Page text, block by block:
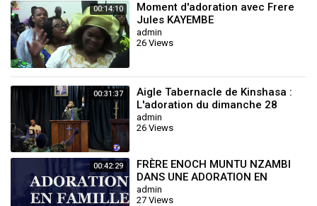
00:14:10
Moment d'adoration avec Frere
Jules KAYEMBE
admin
26 Views
00:31:37
Aigle Tabernacle de Kinshasa :
L'adoration du dimanche 28
Septembre 2025 avec le Frère
Seth Mul
admin
26 Views
00:42:29
FRÈRE ENOCH MUNTU NZAMBI
DANS UNE ADORATION EN
FAMILLE.
admin
27 Views